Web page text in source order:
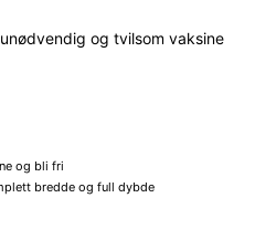
og tvilsom vaksine
og bli fri
bredde og full dybde